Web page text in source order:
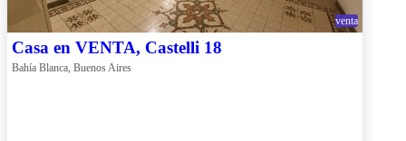
venta
Casa en VENTA, Castelli 18
Bahía Blanca, Buenos Aires